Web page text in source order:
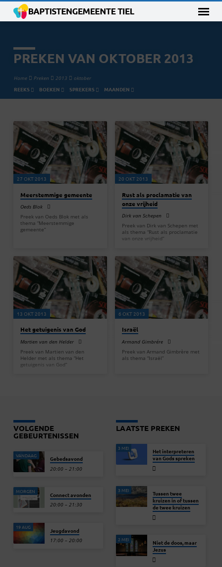
PREKEN VAN OKTOBER 2013
Home Preken 2013 oktober
REEKS BOEKEN SPREKERS MAANDEN
PREKEN
VAN
OKTOBER
2013
27 OKT 2013
Meerstemmige gemeente
Oeds Blok
Preek van Oeds Blok met als
thema “Meerstemmige
gemeente”
20 OKT 2013
Rust als proclamatie van
onze vrijheid
Dirk van Schepen
Preek van Dirk van Schepen met
als thema “Rust als proclamatie
van onze vrijheid”
13 OKT 2013
Het getuigenis van God
Martien van den Helder
Preek van Martien van den
Helder met als thema “Het
getuigenis van God”
6 OKT 2013
Israël
Armand Gimbrére
Preek van Armand Gimbrère met
als thema “Israël”
VOLGENDE
GEBEURTENISSEN
VANDAAG Gebedsavond
20:00 – 21:00
MORGEN Connect avonden
20:00 – 21:30
19 AUG Jeugdavond
17:00 – 20:00
LAATSTE PREKEN
3 MEI
Het interpreteren
van Gods spreken
3 MEI
Tussen twee
kruizen in of tussen
de twee kruizen
2 MEI
Niet de doos, maar
Jezus